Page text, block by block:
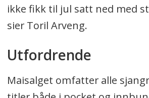
ikke fikk til jul satt ned med
sier Toril Arveng.
Utfordrende
Maisalget omfatter alle